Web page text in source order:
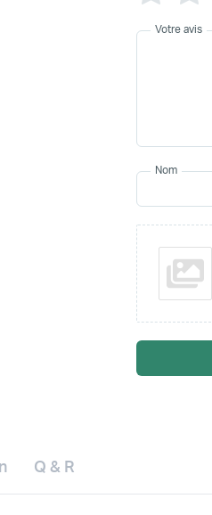
Votre avis
Nom
Q & R